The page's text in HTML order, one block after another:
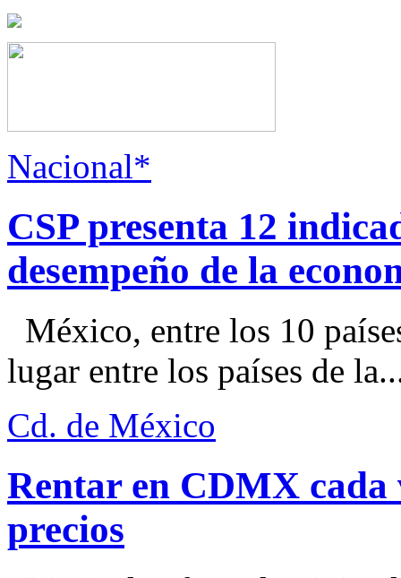
Nacional*
CSP presenta 12
desempeño de la
México, entre los 10
lugar entre los países de
Cd. de México
Rentar en CDMX cada
precios